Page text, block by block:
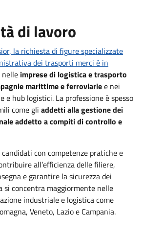
di lavoro
la richiesta di figure specializzate
dei trasporti merci è in
imprese di logistica e trasporto
marittime e ferroviariee nei
e hub logistici. La professione è spesso
come gli addetti alla gestione dei
addetto a compiti di controllo e
con competenze pratiche e
all’efficienza delle filiere,
e garantire la sicurezza dei
si concentra maggiormente nelle
industriale e logistica come
Veneto, Lazio e Campania.